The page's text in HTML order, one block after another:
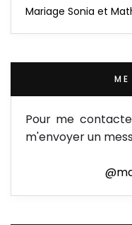
Mariage Sonia et
Pour me
m'envoyer un